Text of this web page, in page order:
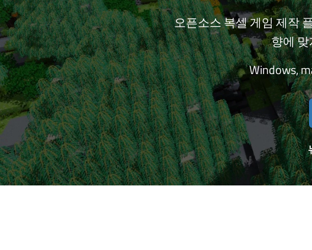
오픈소스 복셀 게임 제작
향에
Windows,